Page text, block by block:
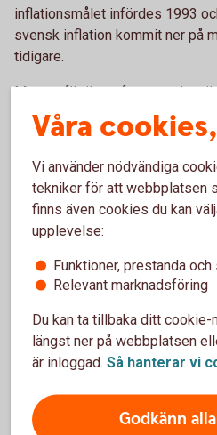
inflationsmålet infördes 1993
svensk inflation kommit ner på
tidigare.
Men varför är ett fast
penningpolitik viktigt? Jo för att
stabilitet för ett lands ekonomi,
beslut för framtiden. En stabil
människor och företag att ta
investera och företag vågar
Ta del av vår
Swedbank Makroanalys
svensk och internationell
omfattar kontinuerlig
löpande omvärldsanalyser.
Våra
Vi använder nödvändiga
tekniker för att webbplatsen
finns även cookies du kan
upplevelse:
Funktioner, prestanda
Relevant marknadsföring
Du kan ta tillbaka ditt cookie-
längst ner på webbplatsen
är inloggad. Så hanterar vi
Godkänn